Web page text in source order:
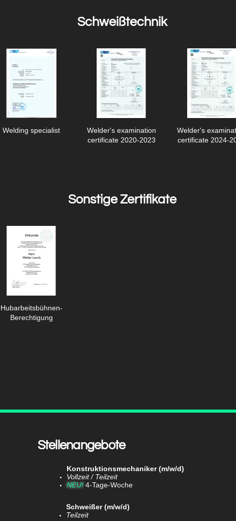
Schweißtechnik
Welding specialist
Welder's examination
certificate 2020-2023
Welder's
certificate 2024-
Sonstige Zertifikate
Hubarbeitsbühnen-
Berechtigung
Stellenangebote
Konstruktionsmechaniker (m/w/d)​
Vollzeit / Teilzeit
NEU! 4-Tage-Woche
Schweißer (m/w/d)​
Teilzeit